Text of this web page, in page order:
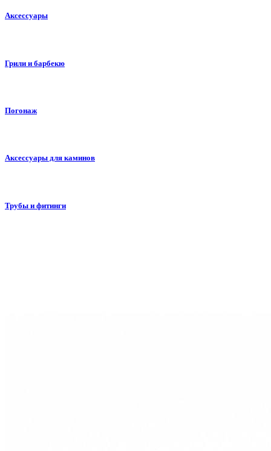
Аксессуары
Грили и барбекю
Погонаж
Аксессуары для каминов
Трубы и фитинги